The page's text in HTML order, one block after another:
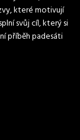
které motivují
svůj cíl, který si
příběh padesáti